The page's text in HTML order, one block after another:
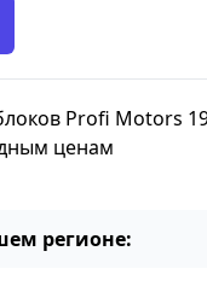
Profi Motors
ценам
регионе: